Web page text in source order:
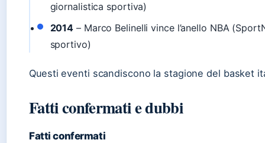
giornalistica sportiva)
2014 – Marco Belinelli vince l’anello NBA
sportivo)
Questi eventi scandiscono la stagione del basket
Fatti confermati e dubbi
Fatti confermati